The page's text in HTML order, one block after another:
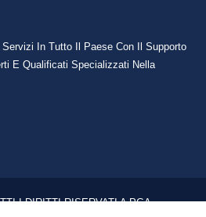
In Tutto Il Paese Con Il Supporto
E Qualificati Specializzati Nella
I DIRITTI RISERVATI A PGA.